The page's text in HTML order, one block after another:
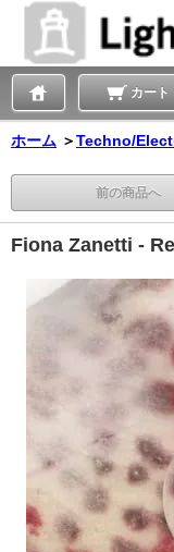
カート
ホーム ＞Techno/
前の商品へ
Fiona Zanetti -